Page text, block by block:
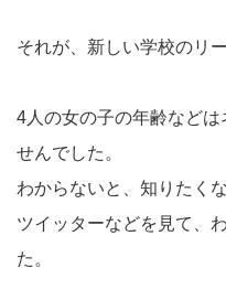
それが、新しい学校のリ
4人の女の子の年齢など
せんでした。
わからないと、知りたく
ツイッターなどを見て、
た。